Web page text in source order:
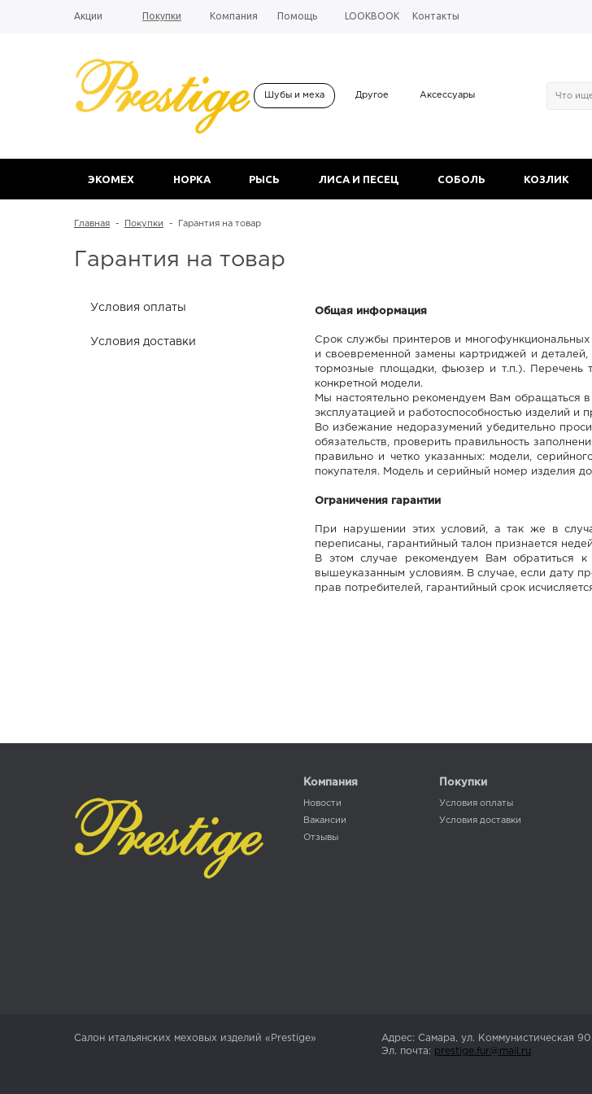
Акции Покупки Компания Помощь LOOKBOOK Контакты
Шубы и меха Другое Аксессуары
ЭКОМЕХ НОРКА РЫСЬ ЛИСА И ПЕСЕЦ СОБОЛЬ КОЗЛИК
Главная - Покупки - Гарантия на товар
Гарантия на товар
Условия оплаты
Условия доставки
Общая информация
Срок службы принтеров и
и своевременной замены картриджей и
тормозные площадки, фьюзер и т.п.). Перечень
конкретной модели.
Мы настоятельно рекомендуем Вам обращаться
эксплуатацией и работоспособностью изделий и
Во избежание недоразумений убедительно
обязательств, проверить правильность
правильно и четко указанных: модели,
покупателя. Модель и серийный номер изделия
Ограничения гарантии
При нарушении этих условий, а так же в
переписаны, гарантийный талон признается
В этом случае рекомендуем Вам обратиться к
вышеуказанным условиям. В случае, если дату
прав потребителей, гарантийный срок
Компания
Новости
Вакансии
Отзывы
Покупки
Условия оплаты
Условия доставки
Салон итальянских меховых изделий «Prestige»
Адрес: Самара, ул. Коммунистическая
Эл. почта: prestige.fur@mail.ru